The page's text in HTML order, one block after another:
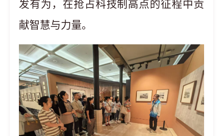
发有为，在抢占科技制高点的征程中贡
献智慧与力量。